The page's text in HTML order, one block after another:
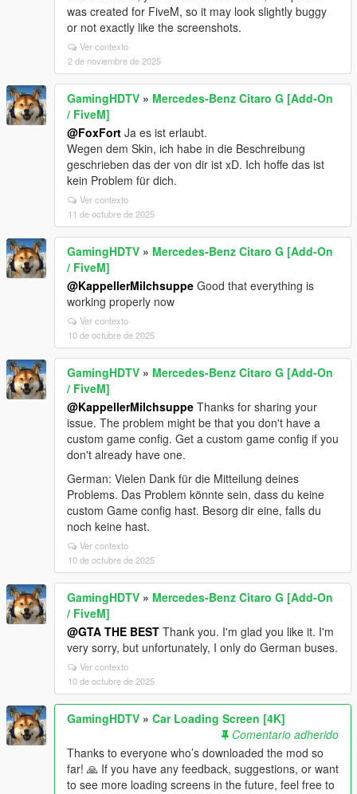
was created for FiveM, so it may look slightly buggy
or not exactly like the screenshots.
Ver contexto
2 de noviembre de 2025
GamingHDTV » Mercedes-Benz Citaro G [Add-On
/ FiveM]
@FoxFort Ja es ist erlaubt.
Wegen dem Skin, ich habe in die Beschreibung
geschrieben das der von dir ist xD. Ich hoffe das ist
kein Problem für dich.
Ver contexto
11 de octubre de 2025
GamingHDTV » Mercedes-Benz Citaro G [Add-On
/ FiveM]
@KappellerMilchsuppe Good that everything is
working properly now
Ver contexto
10 de octubre de 2025
GamingHDTV » Mercedes-Benz Citaro G [Add-On
/ FiveM]
@KappellerMilchsuppe Thanks for sharing your
issue. The problem might be that you don't have a
custom game config. Get a custom game config if you
don't already have one.
German: Vielen Dank für die Mitteilung deines
Problems. Das Problem könnte sein, dass du keine
custom Game config hast. Besorg dir eine, falls du
noch keine hast.
Ver contexto
10 de octubre de 2025
GamingHDTV » Mercedes-Benz Citaro G [Add-On
/ FiveM]
@GTA THE BEST Thank you. I'm glad you like it. I'm
very sorry, but unfortunately, I only do German buses.
Ver contexto
10 de octubre de 2025
GamingHDTV » Car Loading Screen [4K]
Comentario adherido
Thanks to everyone who’s downloaded the mod so
far! 🙏 If you have any feedback, suggestions, or want
to see more loading screens in the future, feel free to